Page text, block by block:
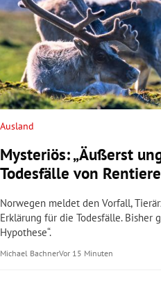
Untermenü
Untermenü
Untermenü
Untermenü
Untermenü
Untermenü
Untermenü
Ausland
Mysteriös: „Äußerst
Todesfälle von
Norwegen meldet den Vorfall,
Erklärung für die Todesfälle. Bisher
Hypothese“.
Michael BachnerVor 15 Minuten